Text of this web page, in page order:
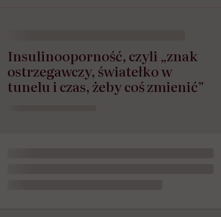
Insulinooporność, czyli „znak
ostrzegawczy, światełko w
tunelu i czas, żeby coś zmienić”